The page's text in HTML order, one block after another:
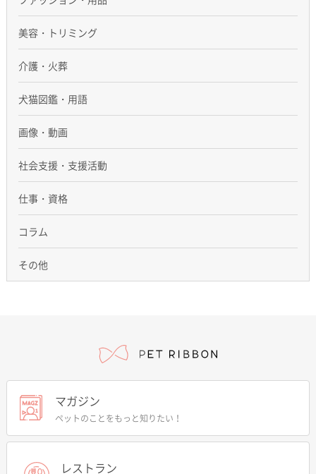
美容・トリミング
介護・火葬
犬猫図鑑・用語
画像・動画
社会支援・支援活動
仕事・資格
コラム
その他
マガジン
ペットのことをもっと知りたい！
レストラン